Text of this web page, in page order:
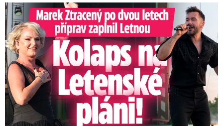
Marek Ztracený na Letné: Pártlová stopla koncert